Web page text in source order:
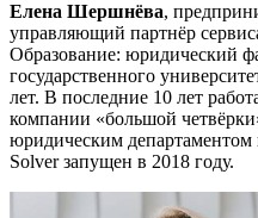
Елена Шершнёва,
управляющий партнёр
Образование: юридический
государственного
лет. В последние 10 лет
компании «большой
юридическим департаментом
Solver запущен в 2018 году.